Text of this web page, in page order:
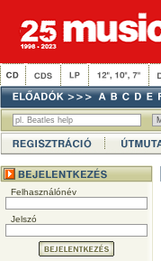
Felhasználónév
Jelszó